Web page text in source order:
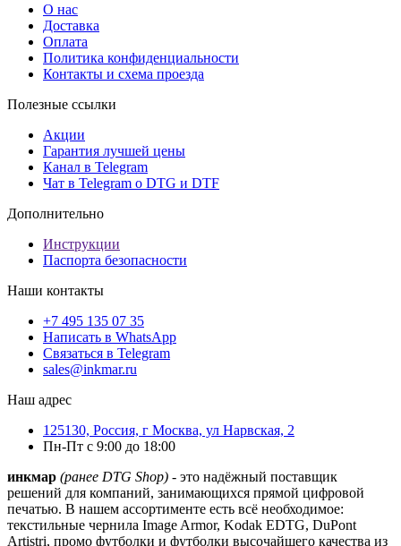
О нас
Доставка
Оплата
Политика конфиденциальности
Контакты и схема проезда
Полезные ссылки
Акции
Гарантия лучшей цены
Канал в Telegram
Чат в Telegram о DTG и DTF
Дополнительно
Инструкции
Паспорта безопасности
Наши контакты
+7 495 135 07 35
Написать в WhatsApp
Связаться в Telegram
sales@inkmar.ru
Наш адрес
125130, Россия, г Москва, ул Нарвская, 2
Пн-Пт с 9:00 до 18:00
инкмар (ранее DTG Shop) - это надёжный поставщик
решений для компаний, занимающихся прямой цифровой
печатью. В нашем ассортименте есть всё необходимое:
текстильные чернила Image Armor, Kodak EDTG, DuPont
Artistri, промо футболки и футболки высочайшего качества из